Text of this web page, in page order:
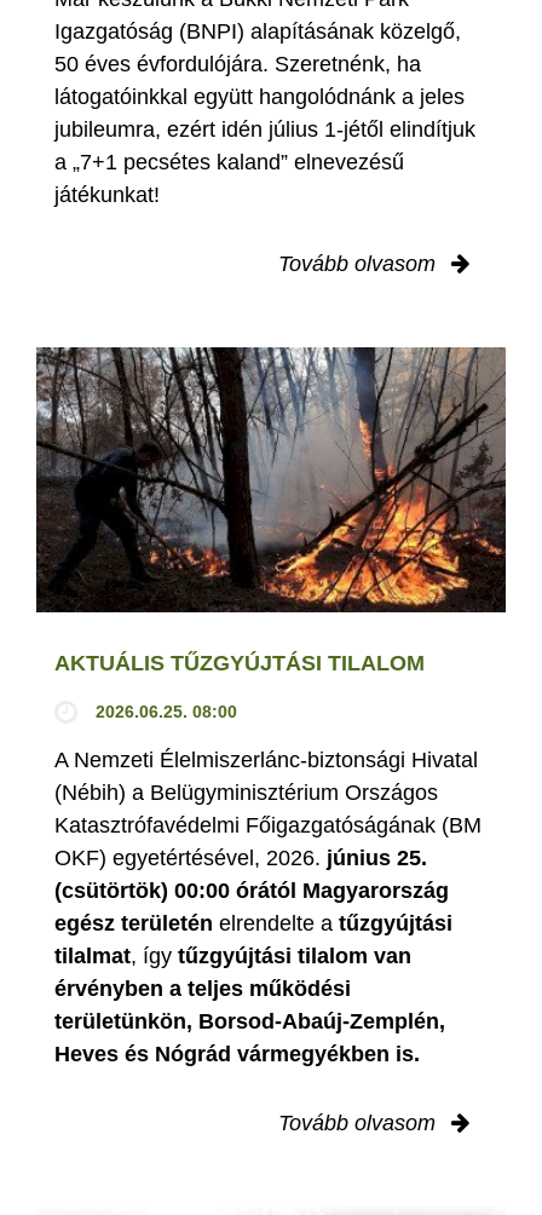
Igazgatóság (BNPI) alapításának közelgő,
50 éves évfordulójára. Szeretnénk, ha
látogatóinkkal együtt hangolódnánk a jeles
jubileumra, ezért idén július 1-jétől elindítjuk
a „7+1 pecsétes kaland” elnevezésű
játékunkat!
Tovább olvasom
AKTUÁLIS TŰZGYÚJTÁSI TILALOM
2026.06.25. 08:00
A Nemzeti Élelmiszerlánc-biztonsági Hivatal
(Nébih) a Belügyminisztérium Országos
Katasztrófavédelmi Főigazgatóságának (BM
OKF) egyetértésével, 2026. június 25.
(csütörtök) 00:00 órától Magyarország
egész területén elrendelte a tűzgyújtási
tilalmat, így tűzgyújtási tilalom van
érvényben a teljes működési
területünkön, Borsod-Abaúj-Zemplén,
Heves és Nógrád vármegyékben is.
Tovább olvasom